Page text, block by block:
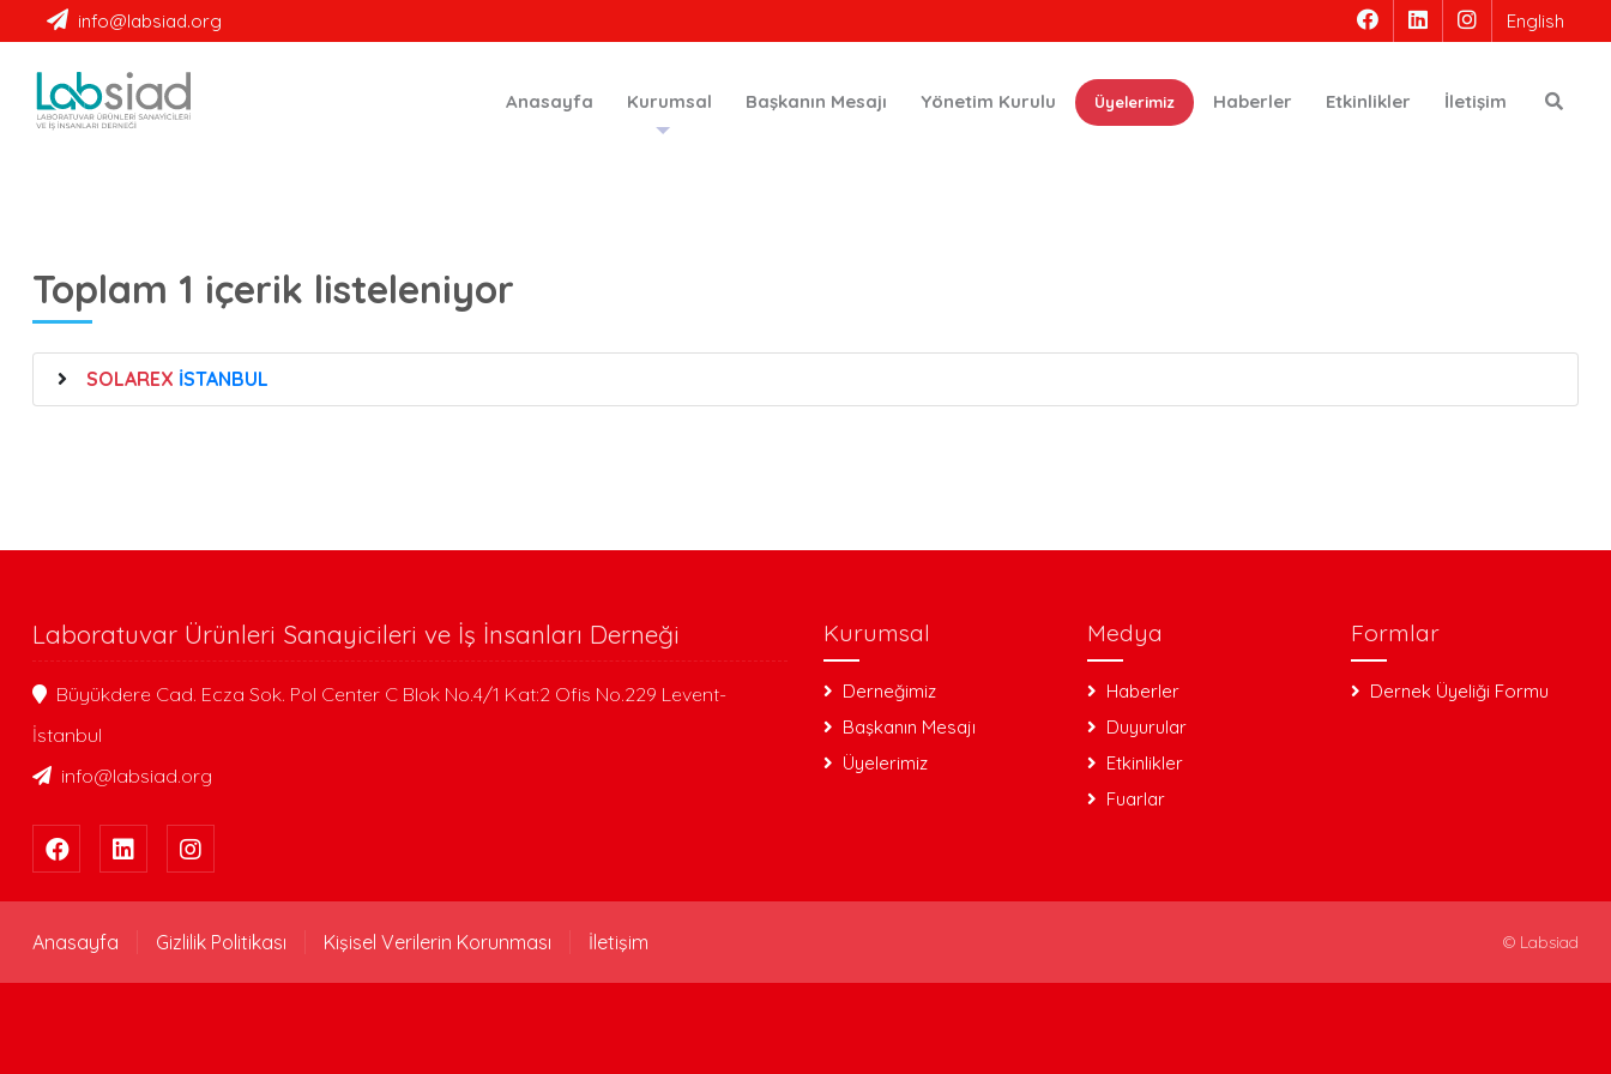
Labsiad
info@labsiad.org English
Anasayfa Kurumsal Başkanın Mesajı Yönetim Kurulu Üyelerimiz Haberler Etkinlikler İletişim
Toplam 1 içerik listeleniyor
SOLAREX İSTANBUL
Laboratuvar Ürünleri Sanayicileri ve İş İnsanları Derneği
Büyükdere Cad. Ecza Sok. Pol Center C Blok No.4/1 Kat:2 Ofis No.229 Levent-
İstanbul
info@labsiad.org
Kurumsal
Derneğimiz
Başkanın Mesajı
Üyelerimiz
Medya
Haberler
Duyurular
Etkinlikler
Fuarlar
Formlar
Dernek Üyeliği Formu
Anasayfa Gizlilik Politikası Kişisel Verilerin Korunması İletişim © Labsiad